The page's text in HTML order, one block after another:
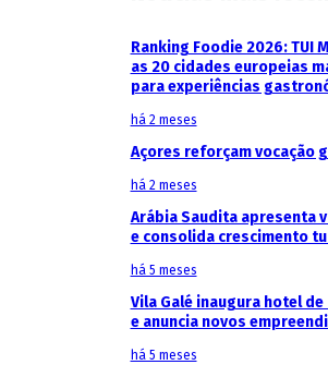
Ranking Foodie 2026: TUI
as 20 cidades europeias
para experiências
há 2 meses
Açores reforçam vocação
há 2 meses
Arábia Saudita apresenta
e consolida crescimento
há 5 meses
Vila Galé inaugura hotel de
e anuncia novos
há 5 meses